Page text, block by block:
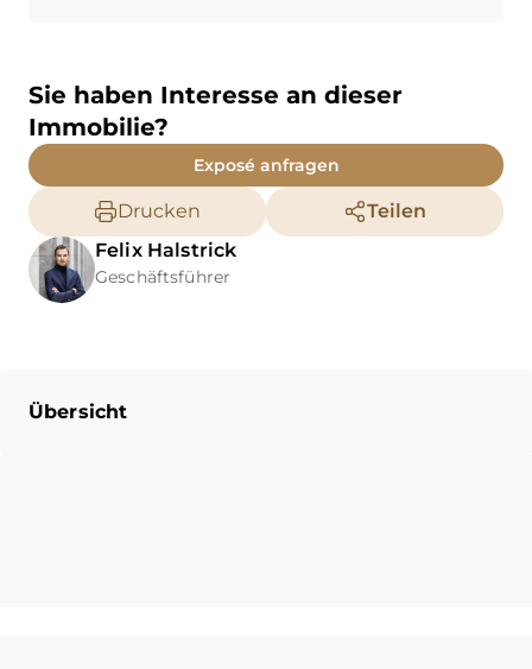
Sie haben Interesse an dieser
Immobilie?
Exposé anfragen
Drucken
Teilen
Felix Halstrick
Geschäftsführer
Übersicht